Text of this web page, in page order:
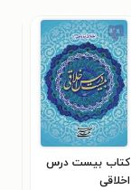
کتاب بیست درس
اخلاقی